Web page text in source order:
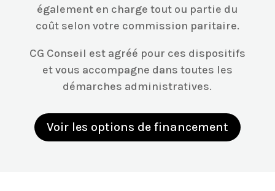
également en charge tout ou partie du
coût selon votre commission paritaire.
CG Conseil est agréé pour ces dispositifs
et vous accompagne dans toutes les
démarches administratives.
Voir les options de financement